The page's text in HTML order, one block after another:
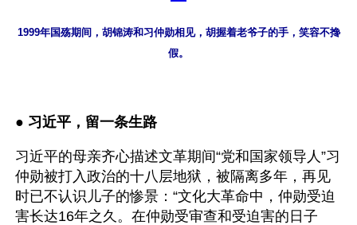
1999年国殇期间，胡锦涛和习仲勋相见，胡握着老爷子的手，笑容不搀
假。
● 习近平，留一条生路
习近平的母亲齐心描述文革期间“党和国家领导人”习
仲勋被打入政治的十八层地狱，被隔离多年，再见
时已不认识儿子的惨景：“文化大革命中，仲勋受迫
害长达16年之久。在仲勋受审查和受迫害的日子